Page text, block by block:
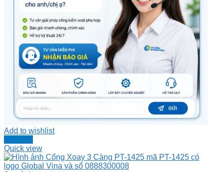
Add to wishlist
Đọc tiếp
Quick view